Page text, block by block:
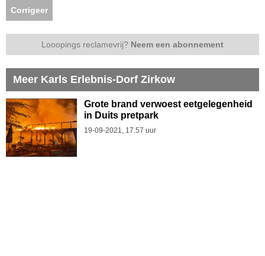
Corrigeer
Looopings reclamevrij? Neem een abonnement
Meer Karls Erlebnis-Dorf Zirkow
Grote brand verwoest eetgelegenheid
in Duits pretpark
19-09-2021, 17.57 uur